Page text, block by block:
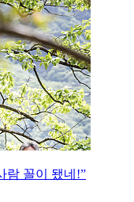
람 꼴이 됐네!”